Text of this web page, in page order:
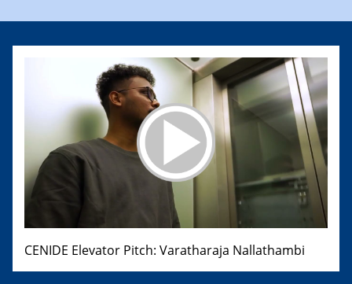
CENIDE Elevator Pitch: Varatharaja Nallathambi